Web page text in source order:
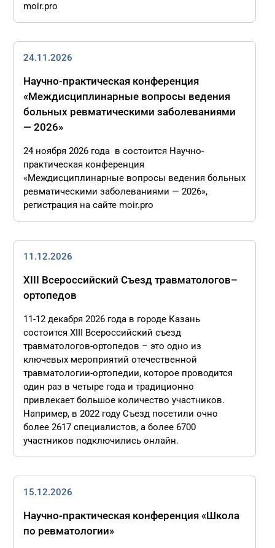
moir.pro
24.11.2026
Научно-практическая конференция
«Междисциплинарные вопросы ведения
больных ревматическими заболеваниями
— 2026»
24 ноября 2026 года в состоится Научно-
практическая конференция
«Междисциплинарные вопросы ведения больных
ревматическими заболеваниями — 2026»,
регистрация на сайте moir.pro
11.12.2026
XIII Всероссийский Съезд травматологов–
ортопедов
11-12 декабря 2026 года в городе Казань
состоится XIII Всероссийский съезд
травматологов-ортопедов – это одно из
ключевых мероприятий отечественной
травматологии-ортопедии, которое проводится
один раз в четыре года и традиционно
привлекает большое количество участников.
Например, в 2022 году Съезд посетили очно
более 2617 специалистов, а более 6700
участников подключились онлайн.
15.12.2026
Научно-практическая конференция «Школа
по ревматологии»